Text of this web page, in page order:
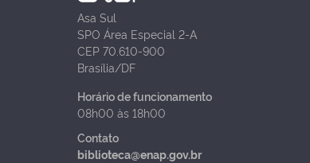
Asa Sul
SPO Área Especial 2-A
CEP 70.610-900
Brasília/DF
Horário de funcionamento
08h00 às 18h00
Contato
biblioteca@enap.gov.br